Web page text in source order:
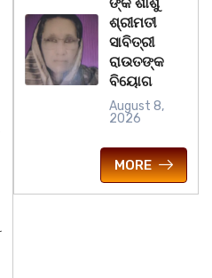
ଙ୍କ ଶାଶୁ
ଶ୍ରୀମତୀ
ସାବିତ୍ରୀ
ରାଉତଙ୍କ
ବିୟୋଗ
August 8,
2026
MORE